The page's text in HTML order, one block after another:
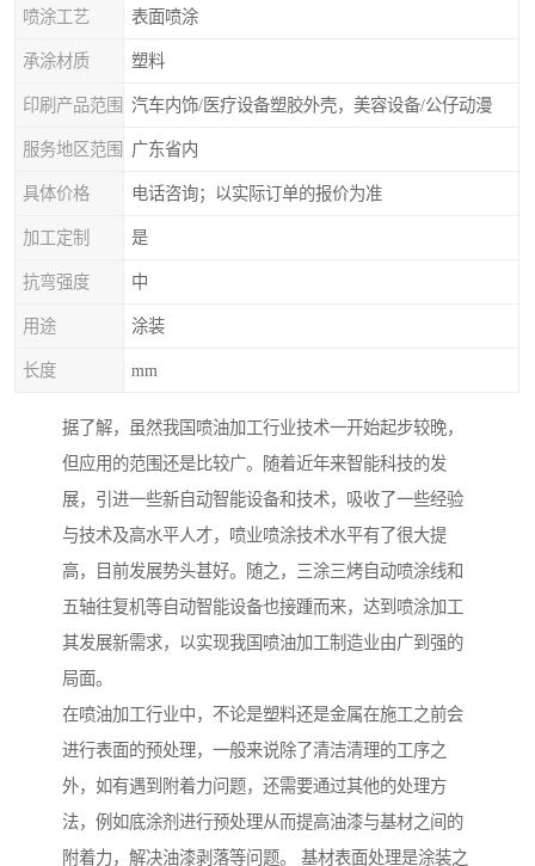
喷涂工艺 表面喷涂
承涂材质 塑料
印刷产品范围 汽车内饰/医疗设备塑胶外壳，美容设备/公仔动漫
服务地区范围 广东省内
具体价格 电话咨询；以实际订单的报价为准
加工定制 是
抗弯强度 中
用途 涂装
长度 mm
据了解，虽然我国喷油加工行业技术一开始起步较晚，
但应用的范围还是比较广。随着近年来智能科技的发
展，引进一些新自动智能设备和技术，吸收了一些经验
与技术及高水平人才，喷业喷涂技术水平有了很大提
高，目前发展势头甚好。随之，三涂三烤自动喷涂线和
五轴往复机等自动智能设备也接踵而来，达到喷涂加工
其发展新需求，以实现我国喷油加工制造业由广到强的
局面。
在喷油加工行业中，不论是塑料还是金属在施工之前会
进行表面的预处理，一般来说除了清洁清理的工序之
外，如有遇到附着力问题，还需要通过其他的处理方
法，例如底涂剂进行预处理从而提高油漆与基材之间的
附着力，解决油漆剥落等问题。 基材表面处理是涂装之